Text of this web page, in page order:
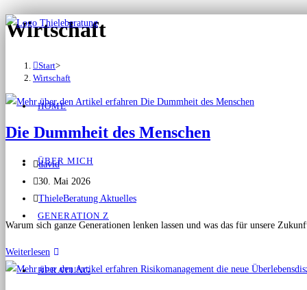
HOME
ÜBER MICH
GENERATION Z
BERATUNG
Wirtschaft
Start>
Wirtschaft
Die Dummheit des Menschen
david
30. Mai 2026
ThieleBeratung Aktuelles
Warum sich ganze Generationen lenken lassen und was das für unsere
Weiterlesen